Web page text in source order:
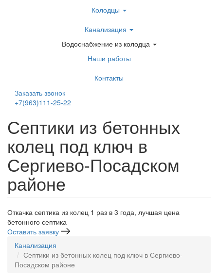
Колодцы
Канализация
Водоснабжение из колодца
Наши работы
Контакты
Заказать звонок
+7(963)111-25-22
Септики из бетонных
колец под ключ в
Сергиево-Посадском
районе
Откачка септика из колец 1 раз в 3 года, лучшая цена
бетонного септика
Оставить заявку
Канализация
Септики из бетонных колец под ключ в Сергиево-
Посадском районе